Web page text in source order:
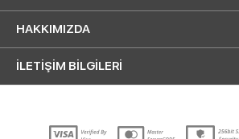
HAKKIMIZDA
İLETİŞİM BİLGİLERİ